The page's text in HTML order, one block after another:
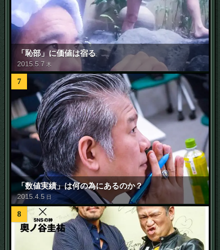
「恥部」に価値は宿る
2015 5 .7 木
7
「数値実績」は何の為にあるのか？
2015 .4 .5 日
8